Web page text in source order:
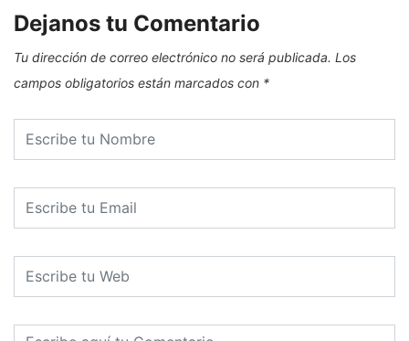
Dejanos tu Comentario
Tu dirección de correo electrónico no será publicada. Los
campos obligatorios están marcados con *